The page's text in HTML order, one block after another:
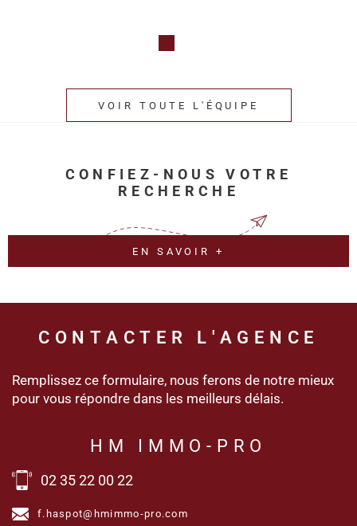
VOIR TOUTE L'ÉQUIPE
CONFIEZ-NOUS VOTRE
RECHERCHE
EN SAVOIR +
CONTACTER L'AGENCE
Remplissez ce formulaire, nous ferons de notre mieux
pour vous répondre dans les meilleurs délais.
HM IMMO-PRO
02 35 22 00 22
f.haspot@hmimmo-pro.com